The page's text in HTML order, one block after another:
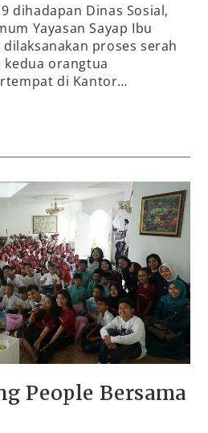
dihadapan Dinas Sosial,
Yayasan Sayap Ibu
dilaksanakan proses serah
orangtua
di Kantor…
People Bersama